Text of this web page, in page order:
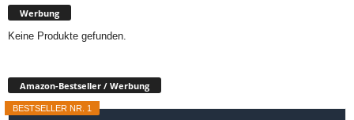
Werbung
Keine Produkte gefunden.
Amazon-Bestseller / Werbung
BESTSELLER NR. 1